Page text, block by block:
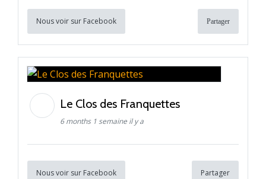
Nous voir sur Facebook Partager
Le Clos des Franquettes
6 months 1 semaine il y a
Nous voir sur Facebook Partager